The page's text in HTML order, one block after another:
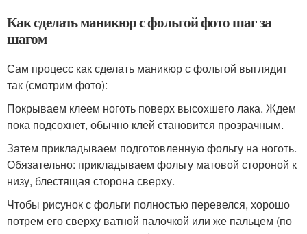
Как сделать маникюр с фольгой фото шаг за
шагом
Сам процесс как сделать маникюр с фольгой выглядит
так (смотрим фото):
Покрываем клеем ноготь поверх высохшего лака. Ждем
пока подсохнет, обычно клей становится прозрачным.
Затем прикладываем подготовленную фольгу на ноготь.
Обязательно: прикладываем фольгу матовой стороной к
низу, блестящая сторона сверху.
Чтобы рисунок с фольги полностью перевелся, хорошо
потрем его сверху ватной палочкой или же пальцем (по